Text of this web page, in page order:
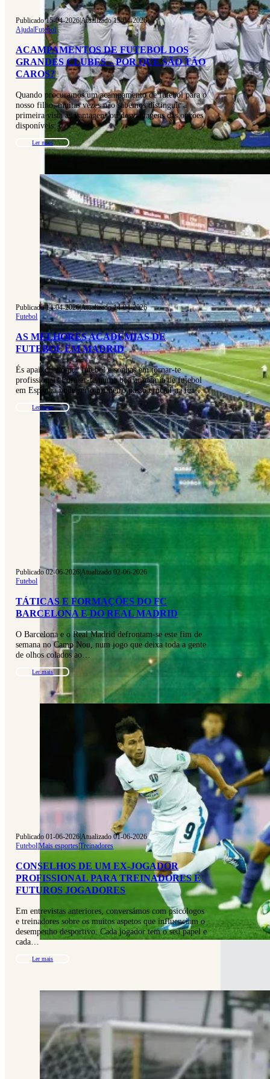
Publicado 15-04-2026|Atualizado 15-04-2026
Ajuda|Futebol
ACAMPAMENTOS DE FUTEBOL DOS
GRANDES CLUBES – POR QUE SÃO TÃO
CAROS?
Quando procuramos um acampamento de futebol para o
nosso filho, muitas vezes não sabemos distinguir à
primeira vista as vantagens ou desvantagens das opções
disponíveis…
Ler mais
Publicado 14-04-2026|Atualizado 14-04-2026
Futebol
AS MELHORES ACADEMIAS DE
FUTEBOL EM MADRID
És apaixonado por futebol e sonhas em tornar-te
profissional? Formar-te numa boa academia de futebol
em Espanha pode ser o primeiro passo crucial na tua…
Ler mais
Publicado 02-06-2026|Atualizado 02-06-2026
Futebol
TÁTICAS E FORMAÇÕES DO FC
BARCELONA E DO REAL MADRID
O Barcelona e o Real Madrid defrontam-se este fim de
semana no Camp Nou, num jogo que deixa toda a gente
de olhos colados ao…
Ler mais
Publicado 01-06-2026|Atualizado 01-06-2026
Futebol|Mais esportes|Treinadores
CONSELHOS DE UM EX-JOGADOR
PROFISSIONAL PARA TREINADORES E
FUTUROS JOGADORES
Em entrevistas anteriores, conversámos com psicólogos
e treinadores sobre os muitos aspetos que influenciam o
desempenho desportivo. Cada jogador tem o seu papel e
cada…
Ler mais